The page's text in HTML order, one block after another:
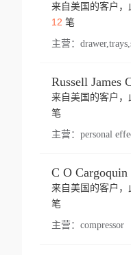
来自美国的客户
12 笔
主营：
来自美国的客户
笔
主营：
C O Cargoquin
来自美国的客户
笔
主营： compressor